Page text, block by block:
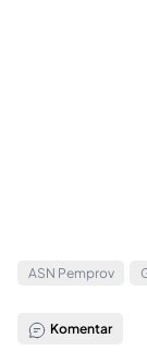
ASN Pemprov
Komentar